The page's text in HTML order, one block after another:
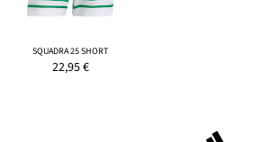
SQUADRA 25 SHORT
22,95€